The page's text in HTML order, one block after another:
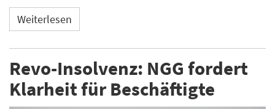
Weiterlesen
Revo-Insolvenz: NGG fordert
Klarheit für Beschäftigte